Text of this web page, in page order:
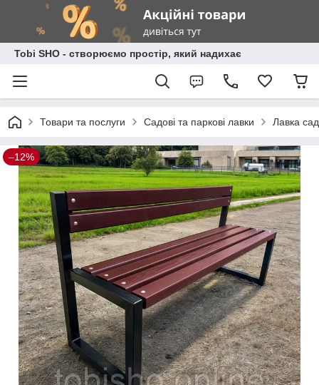
Tobi SHO - створюємо простір, який надихає
Товари та послуги Садові та паркові лавки Лавка
–12%